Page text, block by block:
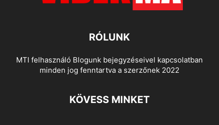
RÓLUNK
MTI felhasználó Blogunk bejegyzéseivel kapcsolatban
minden jog fenntartva a szerzőnek 2022
KÖVESS MINKET